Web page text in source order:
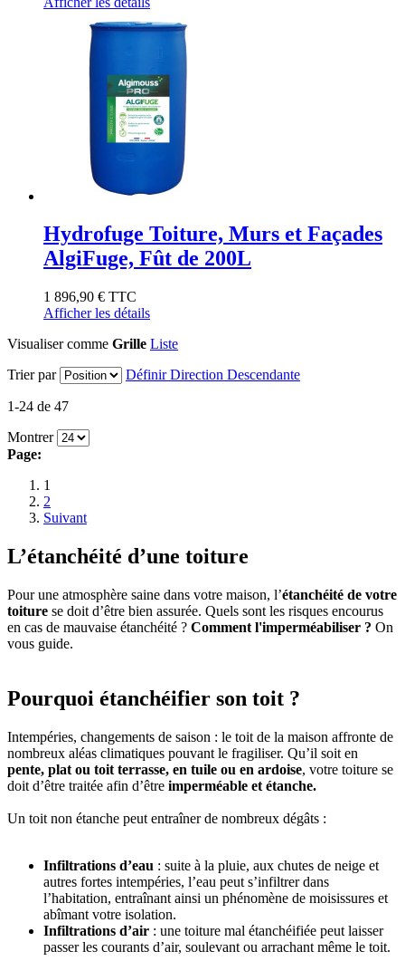
Hydrofuge Toiture, Murs et Façades
AlgiFuge, Fût de 200L
1 896,90 € TTC
Afficher les détails
Visualiser comme Grille Liste
Trier par
Définir Direction Descendante
1-24 de 47
Montrer
Page:
1
2
Suivant
L’étanchéité d’une toiture
Pour une atmosphère saine dans votre maison, l’étanchéité de votre
toiture se doit d’être bien assurée. Quels sont les risques encourus
en cas de mauvaise étanchéité ? Comment l'imperméabiliser ? On
vous guide.
Pourquoi étanchéifier son toit ?
Intempéries, changements de saison : le toit de la maison affronte de
nombreux aléas climatiques pouvant le fragiliser. Qu’il soit en
pente, plat ou toit terrasse, en tuile ou en ardoise, votre toiture se
doit d’être traitée afin d’être imperméable et étanche.
Un toit non étanche peut entraîner de nombreux dégâts :
Infiltrations d’eau : suite à la pluie, aux chutes de neige et
autres fortes intempéries, l’eau peut s’infiltrer dans
l’habitation, entraînant ainsi un phénomène de moisissures et
abîmant votre isolation.
Infiltrations d’air : une toiture mal étanchéifiée peut laisser
passer les courants d’air, soulevant ou arrachant même le toit.